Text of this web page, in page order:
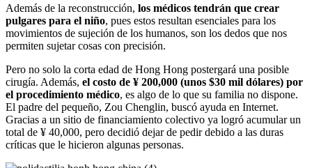
Además de la reconstrucción, los médicos tendrán que crear
pulgares para el niño, pues estos resultan esenciales para los
movimientos de sujeción de los humanos, son los dedos que nos
permiten sujetar cosas con precisión.
Pero no solo la corta edad de Hong Hong postergará una posible
cirugía. Además, el costo de ¥ 200,000 (unos $30 mil dólares) por
el procedimiento médico, es algo de lo que su familia no dispone.
El padre del pequeño, Zou Chenglin, buscó ayuda en Internet.
Gracias a un sitio de financiamiento colectivo ya logró acumular un
total de ¥ 40,000, pero decidió dejar de pedir debido a las duras
críticas que le hicieron algunas personas.